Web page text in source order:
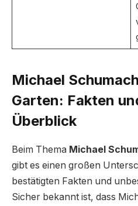
Michael
Garten: Fakten
Überblick
Beim Thema Michael
gibt es einen großen
bestätigten Fakten und
Sicher bekannt ist, dass